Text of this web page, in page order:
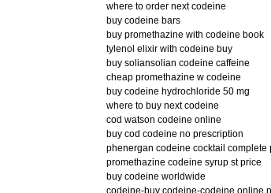
where to order next codeine
buy codeine bars
buy promethazine with codeine book
tylenol elixir with codeine buy
buy soliansolian codeine caffeine
cheap promethazine w codeine
buy codeine hydrochloride 50 mg
where to buy next codeine
cod watson codeine online
buy cod codeine no prescription
phenergan codeine cocktail complete
promethazine codeine syrup st price
buy codeine worldwide
codeine-buy codeine-codeine online